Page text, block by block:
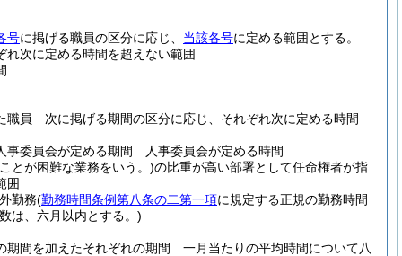
号に掲げる職員の区分に応じ、 当該各号に定める範囲とする。
次に定める時間を超えない範囲
職員 次に掲げる期間の区分に応じ、それぞれ次に定める時間
事委員会が定める期間 人事委員会が定める時間
とが困難な業務をいう。)の比重が高い部署として任命権者が指
囲
勤務(勤務時間条例第八条の二第一項に規定する正規の勤務時間
は、六月以内とする。)
期間を加えたそれぞれの期間 一月当たりの平均時間について八